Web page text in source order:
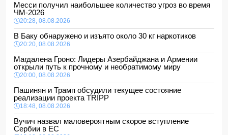
Месси получил наибольшее количество угроз во время
ЧМ-2026
20:28, 08.08.2026
В Баку обнаружено и изъято около 30 кг наркотиков
20:20, 08.08.2026
Магдалена Гроно: Лидеры Азербайджана и Армении
открыли путь к прочному и необратимому миру
20:00, 08.08.2026
Пашинян и Трамп обсудили текущее состояние
реализации проекта TRIPP
18:48, 08.08.2026
Вучич назвал маловероятным скорое вступление
Сербии в ЕС